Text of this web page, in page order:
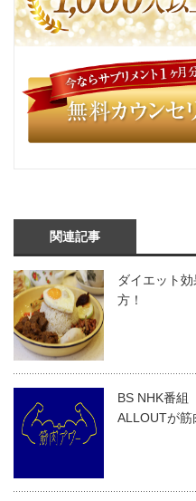
関連記事
ダイエット
方！
BS NHK番組
ALLOUTが筋